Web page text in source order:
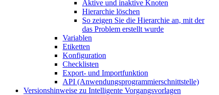
Aktive und inaktive Knoten
Hierarchie löschen
So zeigen Sie die Hierarchie an, mit der
das Problem erstellt wurde
Variablen
Etiketten
Konfiguration
Checklisten
Export- und Importfunktion
API (Anwendungsprogrammierschnittstelle)
Versionshinweise zu Intelligente Vorgangsvorlagen